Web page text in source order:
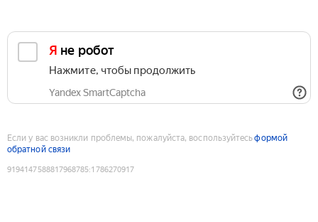
Я не робот
Нажмите, чтобы продолжить
Yandex SmartCaptcha
Если у вас возникли проблемы, пожалуйста, воспользуйтесьформой
обратной связи
9194147588817968785:1786270917